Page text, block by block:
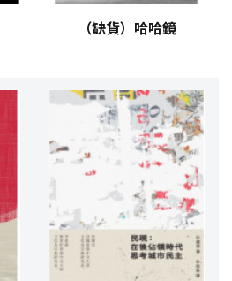
（缺貨）哈哈鏡